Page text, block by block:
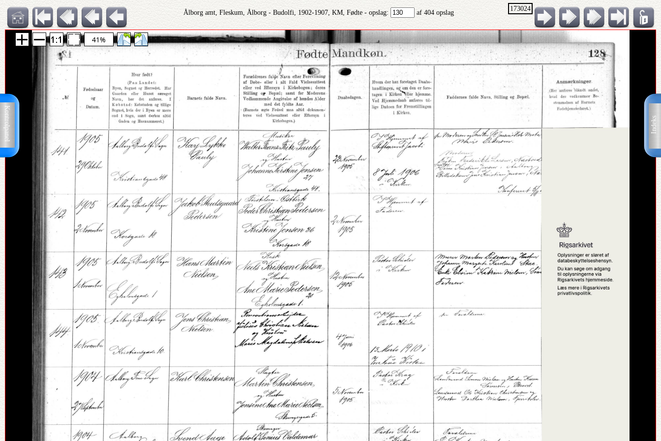
Indeks
Kontrolpanel
173024
Ålborg amt, Fleskum, Ålborg - Budolfi, 1902-1907, KM, Fødte - opslag: af 404 opslag
41%